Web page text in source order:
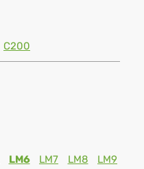
C200
LM6 LM7 LM8
LM9